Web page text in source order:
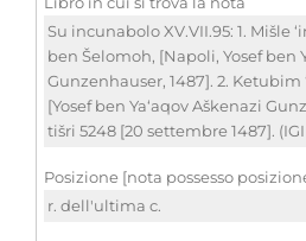
Su incunabolo XV.VII.95: 1. Mišle
ben Šelomoh, [Napoli, Yosef ben
Gunzenhauser, 1487]. 2.
[Yosef ben Ya‘aqov Aškenazi
tišri 5248 [20 settembre 1487]. (IGI
Posizione [nota possesso
r. dell'ultima c.